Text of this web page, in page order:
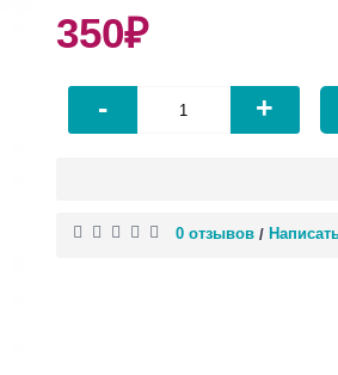
350₽
- +
0 отзывов /